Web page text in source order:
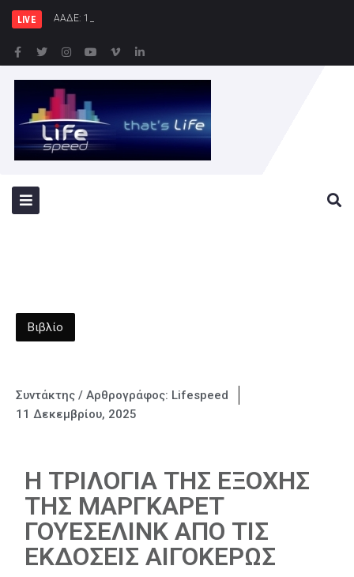
LIVE ΑΑΔΕ: 1.296 φιάλες παράνομου φρέον
Βιβλίο
Συντάκτης / Αρθρογράφος: Lifespeed
11 Δεκεμβρίου, 2025
Η ΤΡΙΛΟΓΙΑ ΤΗΣ ΕΞΟΧΗΣ
ΤΗΣ ΜΑΡΓΚΑΡΕΤ
ΓΟΥΕΣΕΛΙΝΚ ΑΠΟ ΤΙΣ
ΕΚΔΟΣΕΙΣ ΑΙΓΟΚΕΡΩΣ